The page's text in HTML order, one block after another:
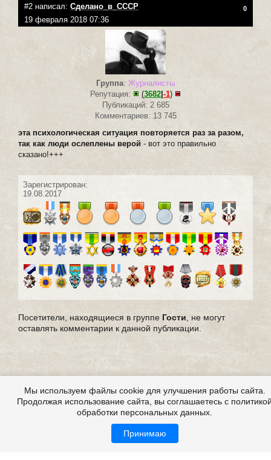
#2 написал: Сделано_в_СССР 0
19 февраля 2018 07:36
Группа: Журналисты
Репутация:
(3682 -1)
Публикаций: 2 685
Комментариев: 13 745
эта психологическая ситуация повторяется раз за разом,
так как люди ослеплены верой - вот это правильно
сказано!+++
Зарегистрирован:
19.08.2017
Посетители, находящиеся в группе Гости , не могут
оставлять комментарии к данной публикации.
Мы используем файлы cookie для улучшения работы сайта.
Продолжая использование сайта, вы соглашаетесь с
обработки персональных данных.
Принимаю